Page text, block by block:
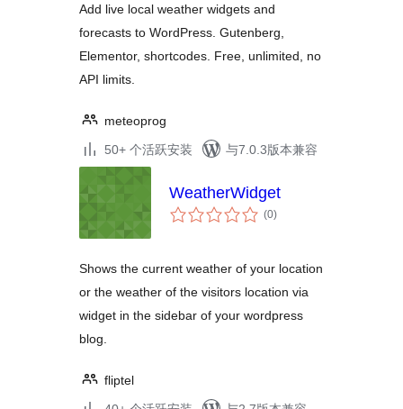
Add live local weather widgets and
forecasts to WordPress. Gutenberg,
Elementor, shortcodes. Free, unlimited, no
API limits.
meteoprog
50+ 个活跃安装
与7.0.3版本兼容
WeatherWidget
(0总
评)
Shows the current weather of your location
or the weather of the visitors location via
widget in the sidebar of your wordpress
blog.
fliptel